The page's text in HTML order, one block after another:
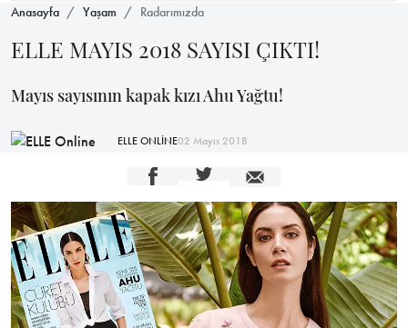
Anasayfa Yaşam Radarımızda
ELLE MAYIS 2018 SAYISI ÇIKTI!
Mayıs sayısının kapak kızı Ahu Yağtu!
ELLE ONLİNE02 Mayıs 2018